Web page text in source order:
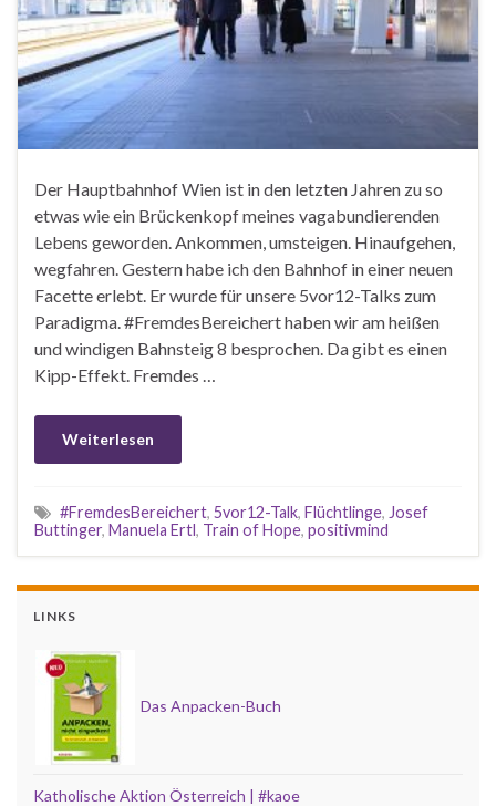
Der Hauptbahnhof Wien ist in den letzten Jahren zu so
etwas wie ein Brückenkopf meines vagabundierenden
Lebens geworden. Ankommen, umsteigen. Hinaufgehen,
wegfahren. Gestern habe ich den Bahnhof in einer neuen
Facette erlebt. Er wurde für unsere 5vor12-Talks zum
Paradigma. #FremdesBereichert haben wir am heißen
und windigen Bahnsteig 8 besprochen. Da gibt es einen
Kipp-Effekt. Fremdes …
Weiterlesen
#FremdesBereichert, 5vor12-Talk, Flüchtlinge, Josef
Buttinger, Manuela Ertl, Train of Hope, positivmind
LINKS
Das Anpacken-Buch
Katholische Aktion Österreich | #kaoe